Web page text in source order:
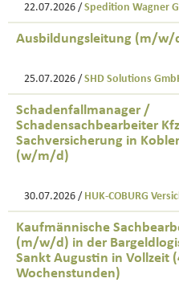
22.07.2026 / Spedition Wagner
Ausbildungsleitung (m/w/
25.07.2026 / SHD Solutions
Schadenfallmanager /
Schadensachbearbeiter
Sachversicherung in
(w/m/d)
30.07.2026 / HUK-COBURG
Kaufmännische
(m/w/d) in der
Sankt Augustin in Vollzeit
Wochenstunden)